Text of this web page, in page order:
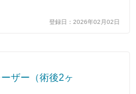
登録日：2026年02月02日
ザー（術後2ヶ